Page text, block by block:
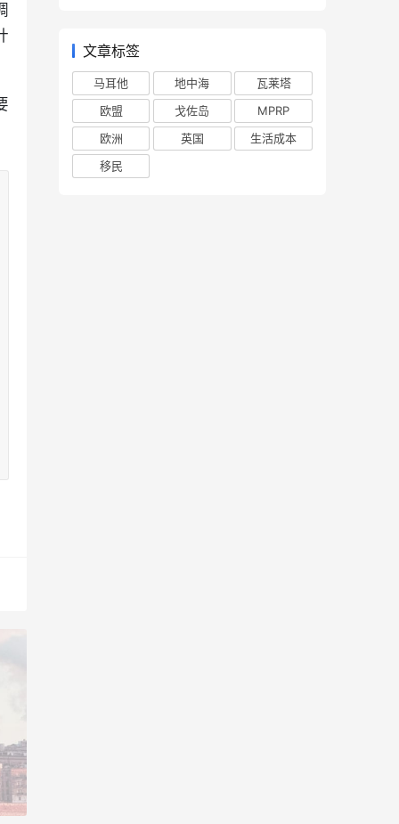
文章标签
马耳他 地中海
瓦莱塔
欧盟
戈佐岛
MPRP
欧洲
英国
生活成本
移民